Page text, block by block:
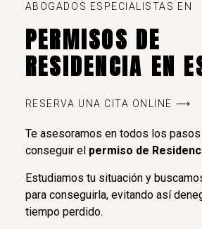
ABOGADOS ESPECIALISTAS EN
PERMISOS DE
RESIDENCIA EN
RESERVA UNA CITA ONLINE ⟶
Te asesoramos en todos los
conseguir el permiso de
Estudiamos tu situación y
para conseguirla, evitando así
tiempo perdido.